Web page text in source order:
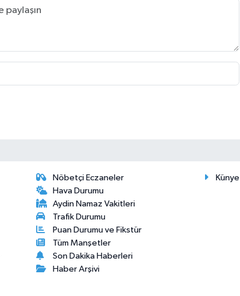
Nöbetçi Eczaneler
Hava Durumu
Aydin Namaz Vakitleri
Trafik Durumu
Puan Durumu ve Fikstür
Tüm Manşetler
Son Dakika Haberleri
Haber Arşivi
Künye